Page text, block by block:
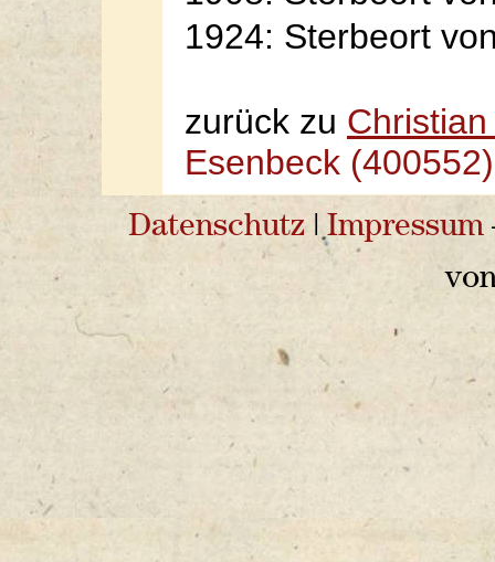
1924: Sterbeort
zurück zu
Esenbeck (400552)
Datenschutz| Impressum